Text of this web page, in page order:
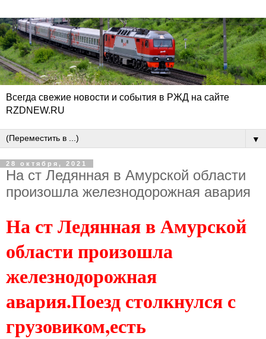
Всегда свежие новости и события в РЖД на сайте
RZDNEW.RU
▼
28 октября, 2021
На ст Ледянная в Амурской области
произошла железнодорожная авария
На ст Ледянная в Амурской
области произошла
железнодорожная
авария.Поезд столкнулся с
грузовиком,есть